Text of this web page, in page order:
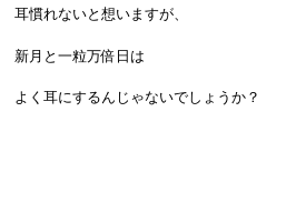
耳慣れないと想いますが、
新月と一粒万倍日は
よく耳にするんじゃないでしょうか？